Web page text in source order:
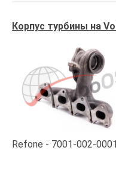
Корпус турбины на
Refone 7001-002-0001